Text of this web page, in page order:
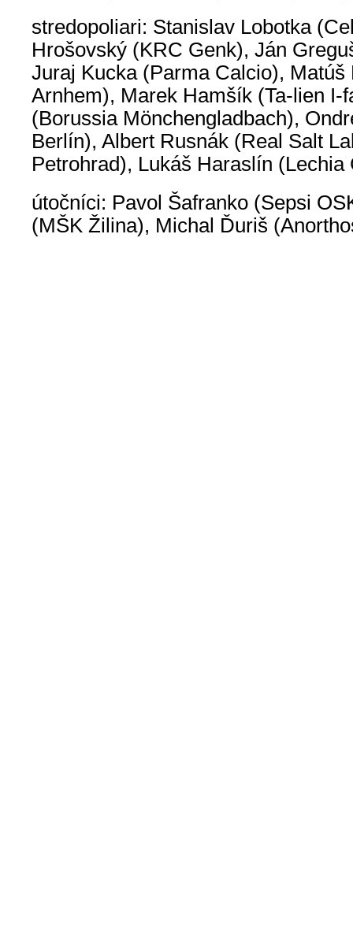
stredopoliari: Stanislav Lobotka
Hrošovský (KRC Genk), Ján
Juraj Kucka (Parma Calcio), Matúš
Arnhem), Marek Hamšík (Ta-lien I-
(Borussia Mönchengladbach),
Berlín), Albert Rusnák (Real Salt
Petrohrad), Lukáš Haraslín (Lechia
útočníci: Pavol Šafranko (Sepsi
(MŠK Žilina), Michal Ďuriš